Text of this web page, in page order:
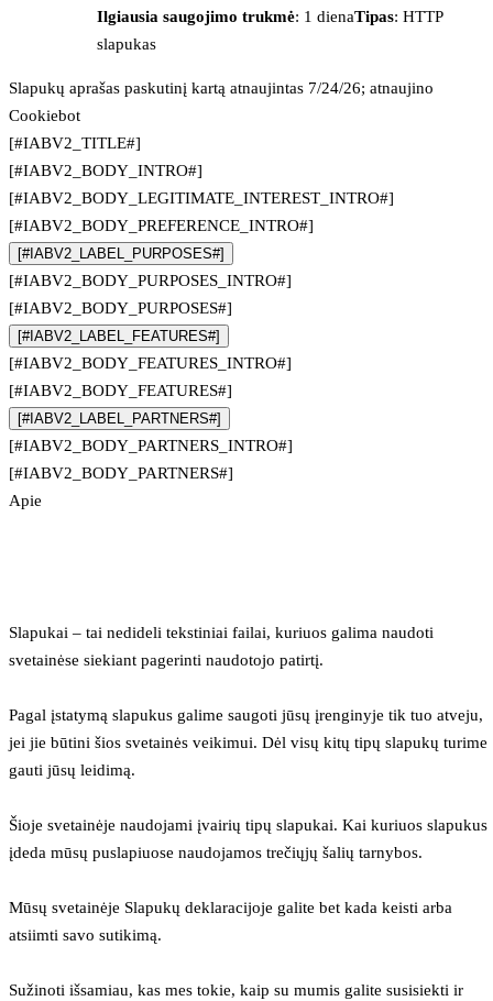
Ilgiausia saugojimo trukmė: 1 dienaTipas: HTTP
slapukas
Slapukų aprašas paskutinį kartą atnaujintas 7/24/26; atnaujino
Cookiebot
[#IABV2_TITLE#]
[#IABV2_BODY_INTRO#]
[#IABV2_BODY_LEGITIMATE_INTEREST_INTRO#]
[#IABV2_BODY_PREFERENCE_INTRO#]
[#IABV2_LABEL_PURPOSES#]
[#IABV2_BODY_PURPOSES_INTRO#]
[#IABV2_BODY_PURPOSES#]
[#IABV2_LABEL_FEATURES#]
[#IABV2_BODY_FEATURES_INTRO#]
[#IABV2_BODY_FEATURES#]
[#IABV2_LABEL_PARTNERS#]
[#IABV2_BODY_PARTNERS_INTRO#]
[#IABV2_BODY_PARTNERS#]
Apie
Slapukai – tai nedideli tekstiniai failai, kuriuos galima naudoti
svetainėse siekiant pagerinti naudotojo patirtį.
Pagal įstatymą slapukus galime saugoti jūsų įrenginyje tik tuo atveju,
jei jie būtini šios svetainės veikimui. Dėl visų kitų tipų slapukų turime
gauti jūsų leidimą.
Šioje svetainėje naudojami įvairių tipų slapukai. Kai kuriuos slapukus
įdeda mūsų puslapiuose naudojamos trečiųjų šalių tarnybos.
Mūsų svetainėje Slapukų deklaracijoje galite bet kada keisti arba
atsiimti savo sutikimą.
Sužinoti išsamiau, kas mes tokie, kaip su mumis galite susisiekti ir